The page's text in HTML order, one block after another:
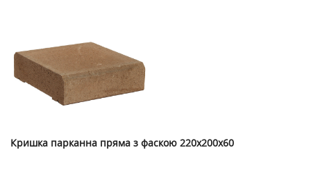
Кришка парканна пряма з фаскою 220х200х60